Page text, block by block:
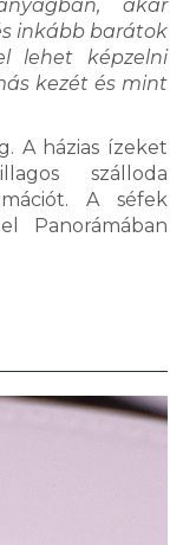
akár
inkább barátok
lehet képzelni
kezét és mint
A házias ízeket
szálloda
A séfek
Panorámában